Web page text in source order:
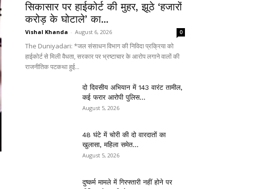
सिकासार पर हाईकोर्ट की मुहर, झूठे ‘हजारों
करोड़ के घोटाले’ का...
Vishal Khanda - August 6, 2026 0
The Duniyadari: *जल संसाधन विभाग की निविदा प्रक्रिया को
हाईकोर्ट से मिली वैधता, सरकार पर भ्रष्टाचार के आरोप लगाने वालों की
राजनीतिक पटकथा हुई...
दो दिवसीय अभियान में 143 वारंट तामील,
कई फरार आरोपी पुलिस...
August 5, 2026
48 घंटे में चोरी की दो वारदातों का
खुलासा, महिला समेत...
August 5, 2026
दुष्कर्म मामले में गिरफ्तारी नहीं होने पर